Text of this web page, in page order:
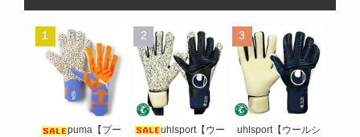
1
puma【プー
2
uhlsport【ウー
3
uhlsport【ウールシ